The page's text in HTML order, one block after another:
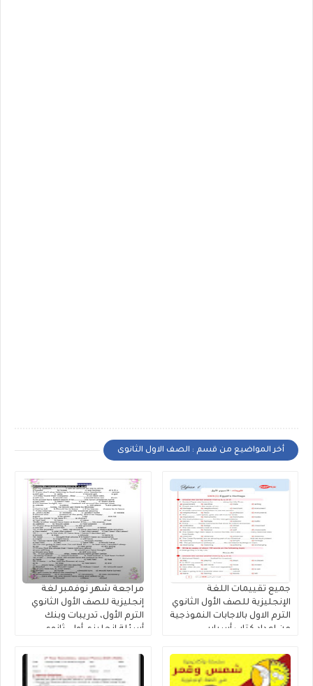
أخر المواضيع من قسم : الصف الاول الثانوى
جميع تقييمات اللغة
الإنجليزية للصف الأول الثانوي
الترم الاول بالاجابات النموذجية
من إعداد كتاب أسباير
مراجعة شهر نوفمبر لغة
إنجليزية للصف الأول الثانوي
الترم الأول، تدريبات وبنك
أسئلة إنجليزي أولى ثانوي